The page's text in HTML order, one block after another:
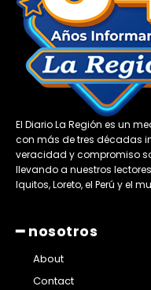
El Diario La Región es un
con más de tres décadas
veracidad y compromiso
llevando a nuestros
Iquitos, Loreto, el Perú y el
━ nosotros
About
Contact